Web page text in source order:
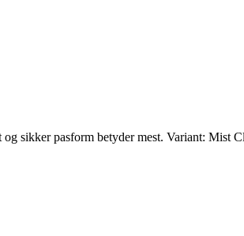
sikker pasform betyder mest. Variant: Mist